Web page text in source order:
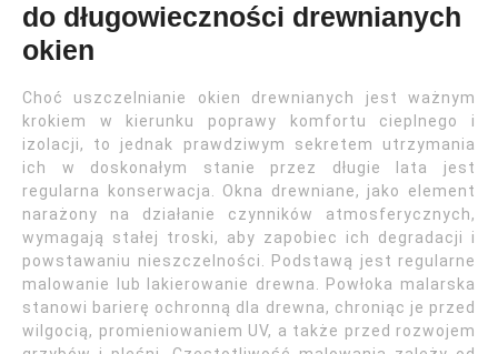
do długowieczności drewnianych
okien
Choć uszczelnianie okien drewnianych jest ważnym
krokiem w kierunku poprawy komfortu cieplnego i
izolacji, to jednak prawdziwym sekretem utrzymania
ich w doskonałym stanie przez długie lata jest
regularna konserwacja. Okna drewniane, jako element
narażony na działanie czynników atmosferycznych,
wymagają stałej troski, aby zapobiec ich degradacji i
powstawaniu nieszczelności. Podstawą jest regularne
malowanie lub lakierowanie drewna. Powłoka malarska
stanowi barierę ochronną dla drewna, chroniąc je przed
wilgocią, promieniowaniem UV, a także przed rozwojem